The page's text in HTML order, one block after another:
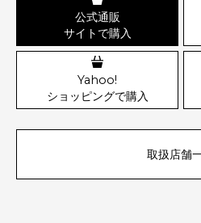
公式通販
サイトで購入
Yahoo!
ショッピングで購入
取扱店舗